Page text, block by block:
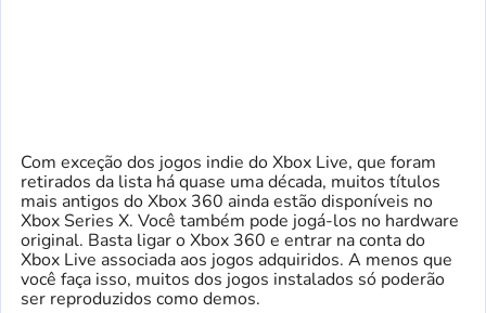
Com exceção dos jogos indie do Xbox Live, que foram
retirados da lista há quase uma década, muitos títulos
mais antigos do Xbox 360 ainda estão disponíveis no
Xbox Series X. Você também pode jogá-los no hardware
original. Basta ligar o Xbox 360 e entrar na conta do
Xbox Live associada aos jogos adquiridos. A menos que
você faça isso, muitos dos jogos instalados só poderão
ser reproduzidos como demos.